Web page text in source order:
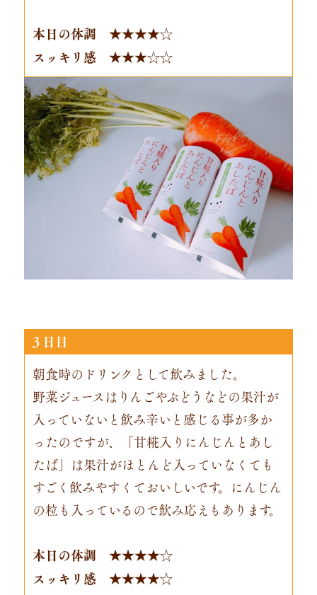
本日の体調 ★★★★☆
スッキリ感 ★★★☆☆
３日目
朝食時のドリンクとして飲みました。
野菜ジュースはりんごやぶどうなどの果汁が
入っていないと飲み辛いと感じる事が多か
ったのですが、「甘糀入りにんじんとあし
たば」は果汁がほとんど入っていなくても
すごく飲みやすくておいしいです。にんじん
の粒も入っているので飲み応えもあります。
本日の体調 ★★★★☆
スッキリ感 ★★★★☆